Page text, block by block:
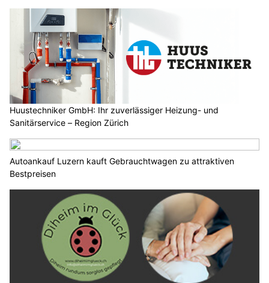
Huustechniker GmbH: Ihr zuverlässiger Heizung- und
Sanitärservice – Region Zürich
Autoankauf Luzern kauft Gebrauchtwagen zu attraktiven
Bestpreisen